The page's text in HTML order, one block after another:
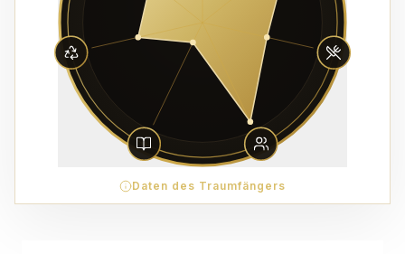
Daten des Traumfängers